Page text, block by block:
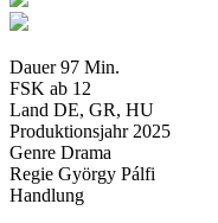
Dauer 97 Min.
FSK ab 12
Land DE, GR, HU
Produktionsjahr 2025
Genre Drama
Regie György Pálfi
Handlung